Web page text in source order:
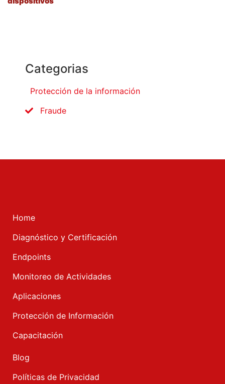
Categorias
Protección de la información
Fraude
Home
Diagnóstico y Certificación
Endpoints
Monitoreo de Actividades
Aplicaciones
Protección de Información
Capacitación
Blog
Políticas de Privacidad